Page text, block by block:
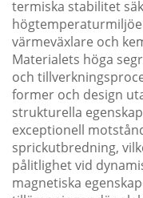
termiska stabilitet
värmeväxlare och
Materialets höga
och
former och design
strukturella
exceptionell
sprickutbredning,
pålitlighet vid
magnetiska